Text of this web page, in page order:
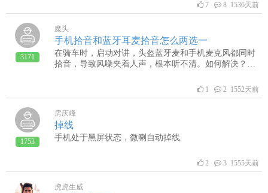
7 8 1536天前
3171
魔头
手机拾音和蓝牙耳麦拾音怎么两选一
在骑车时，启动对讲，头盔蓝牙麦和手机麦克风都同时
拾音，导致风噪夹着人声，根本听不清。如何解决？求
1 2 1552天前
1753
房庆峰
掉线
手机处于黑屏状态，微喇自动掉线
2 3 1555天前
虎虎生威